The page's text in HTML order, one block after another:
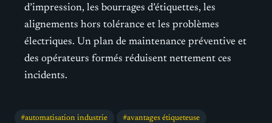
d’impression, les bourrages d’étiquettes, les
alignements hors tolérance et les problèmes
électriques. Un plan de maintenance préventive et
des opérateurs formés réduisent nettement ces
incidents.
automatisation industrie avantages étiqueteuse